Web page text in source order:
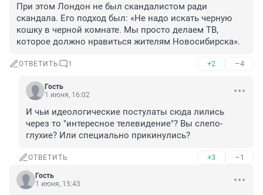
При этом Лондон не был скандалистом ради
скандала. Его подход был: «Не надо искать черную
кошку в черной комнате. Мы просто делаем ТВ,
которое должно нравиться жителям Новосибирска».
ОТВЕТИТЬ 1 +2 –4
Гость
1 июня, 16:02
И чьи идеологические постулаты сюда лились
через то "интересное телевидение"? Вы слепо-
глухие? Или специально прикинулись?
ОТВЕТИТЬ +3 –1
Гость
1 июня, 15:43